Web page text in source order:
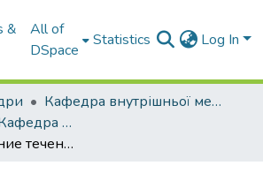
&
All of
DSpace
Statistics Log In
Кафедра внутрішньої медицини № 2 і клінічної імунології та алергології імені академіка Л.Т. Малої
Наукові праці. Кафедра внутрішньої медицини № 2 і клінічної імунології та алергології ім. ак. Л.Т. Малої
Прогнозирование течения хронической сердечной недостаточности у больных с ишемической болезнью сердца и сопутствующим сахарным диабетом 2 типа